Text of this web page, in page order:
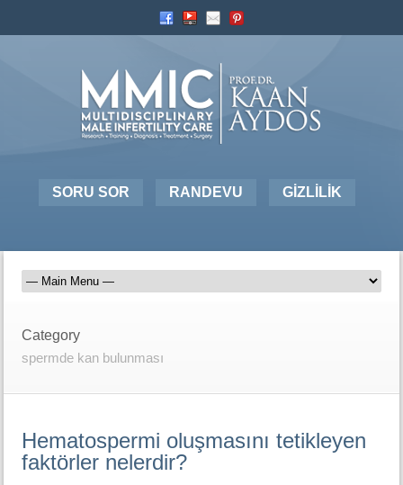
SORU SOR RANDEVU GİZLİLİK
Category
spermde kan bulunması
Hematospermi oluşmasını tetikleyen
faktörler nelerdir?